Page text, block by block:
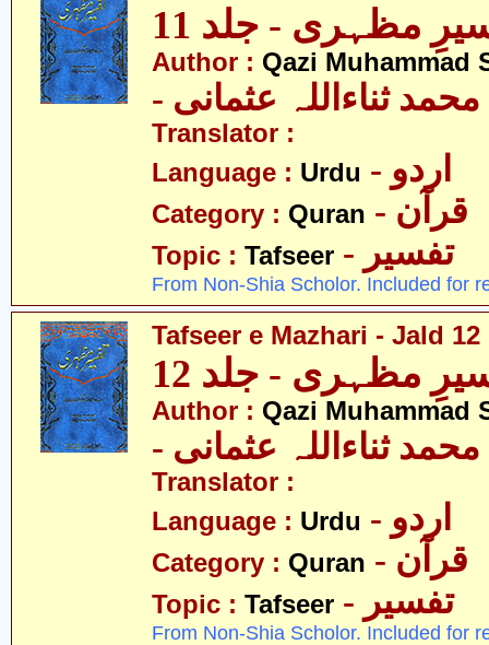
مظہری - جلد 11
Author : Qazi Muhammad
ثناءاللہ عثمانی
Translator :
Language : Urdu - اردو
Category : Quran - قرآن
Topic : Tafseer - تفسیر
From Non-Shia Scholor. Included for
Tafseer e Mazhari - Jald 12
مظہری - جلد 12
Author : Qazi Muhammad
ثناءاللہ عثمانی
Translator :
Language : Urdu - اردو
Category : Quran - قرآن
Topic : Tafseer - تفسیر
From Non-Shia Scholor. Included for